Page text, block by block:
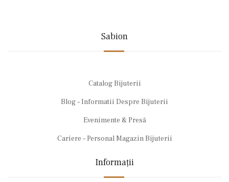
Sabion
Catalog Bijuterii
Blog – Informatii Despre Bijuterii
Evenimente & Presă
Cariere – Personal Magazin Bijuterii
Informații